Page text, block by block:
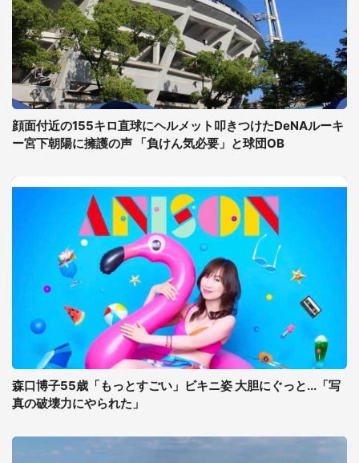
顔面付近の155キロ直球にヘルメット叩きつけたDeNAルーキ
ー宮下朝陽に擁護の声 「負けん気必要」と球団OB
森口博子55歳「もっとすごい」ビキニ姿 大胆にぐっと...「写
真の破壊力にやられた」